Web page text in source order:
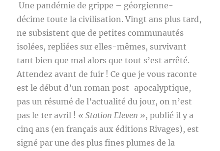
Une pandémie de grippe – géorgienne-
décime toute la civilisation. Vingt ans plus tard,
ne subsistent que de petites communautés
isolées, repliées sur elles-mêmes, survivant
tant bien que mal alors que tout s’est arrêté.
Attendez avant de fuir ! Ce que je vous raconte
est le début d’un roman post-apocalyptique,
pas un résumé de l’actualité du jour, on n’est
pas le 1er avril ! « Station Eleven », publié il y a
cinq ans (en français aux éditions Rivages), est
signé par une des plus fines plumes de la